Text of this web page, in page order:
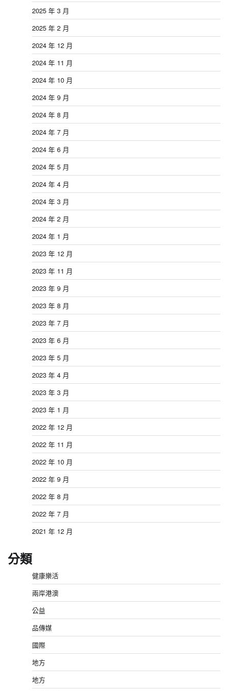
2025 年 3 月
2025 年 2 月
2024 年 12 月
2024 年 11 月
2024 年 10 月
2024 年 9 月
2024 年 8 月
2024 年 7 月
2024 年 6 月
2024 年 5 月
2024 年 4 月
2024 年 3 月
2024 年 2 月
2024 年 1 月
2023 年 12 月
2023 年 11 月
2023 年 9 月
2023 年 8 月
2023 年 7 月
2023 年 6 月
2023 年 5 月
2023 年 4 月
2023 年 3 月
2023 年 1 月
2022 年 12 月
2022 年 11 月
2022 年 10 月
2022 年 9 月
2022 年 8 月
2022 年 7 月
2021 年 12 月
分類
健康樂活
兩岸港澳
公益
品傳媒
國際
地方
地方